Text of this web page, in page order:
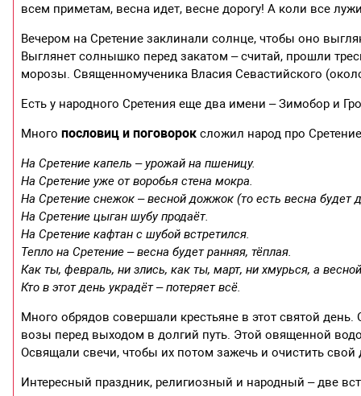
всем приметам, весна идет, весне дорогу! А коли все
Вечером на Сретение заклинали солнце, чтобы оно
Выглянет солнышко перед закатом – считай, прошли
морозы. Священномученика Власия Севастийского
Есть у народного Сретения еще два имени – Зимобор и
Многопословиц и поговорок сложил народ про
На Сретение капель – урожай на пшеницу.
На Сретение уже от воробья стена мокра.
На Сретение снежок – весной дожжок (то есть весна будет
На Сретение цыган шубу продаёт.
На Сретение кафтан с шубой встретился.
Тепло на Сретение – весна будет ранняя, тёплая.
Как ты, февраль, ни злись, как ты, март, ни хмурься, а
Кто в этот день украдёт – потеряет всё.
Много обрядов совершали крестьяне в этот святой
возы перед выходом в долгий путь. Этой овященной
Освящали свечи, чтобы их потом зажечь и очистить
Интересный праздник, религиозный и народный – две